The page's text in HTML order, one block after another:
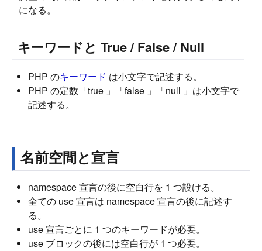
になる。
キーワードと True / False / Null
PHP のキーワード は小文字で記述する。
PHP の定数「true 」「false 」「null 」は小文字で
記述する。
名前空間と宣言
namespace 宣言の後に空白行を 1 つ設ける。
全ての use 宣言は namespace 宣言の後に記述す
る。
use 宣言ごとに 1 つのキーワードが必要。
use ブロックの後には空白行が 1 つ必要。